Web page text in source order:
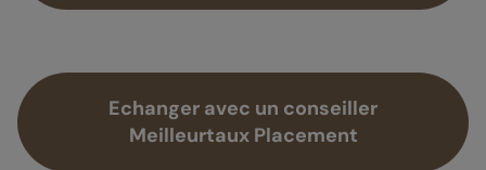
Echanger avec un conseiller
Meilleurtaux Placement